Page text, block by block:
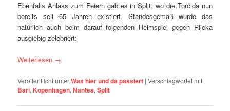
Ebenfalls Anlass zum Feiern gab es in Split, wo die Torcida nun
bereits seit 65 Jahren existiert. Standesgemäß wurde das
natürlich auch beim darauf folgenden Heimspiel gegen Rijeka
ausgiebig zelebriert:
Weiterlesen →
Veröffentlicht unterWas hier und da passiert |Verschlagwortet mit
Bari, Kopenhagen,Nantes,Split